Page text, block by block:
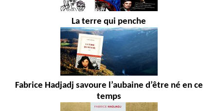
La terre qui penche
Fabrice Hadjadj savoure l’aubaine d’être né en ce
temps